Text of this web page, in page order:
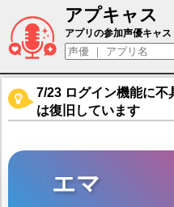
アプキャス
エマ（声優：能
アプリの参加声優キャ
7/23 ログイン機能に不
は復旧しています
エマ